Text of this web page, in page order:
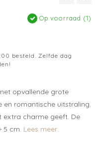
Op voorraad (1)
besteld. Zelfde dag
opvallende grote
en romantische uitstraling.
extra charme geeft. De
5 cm. Lees meer..